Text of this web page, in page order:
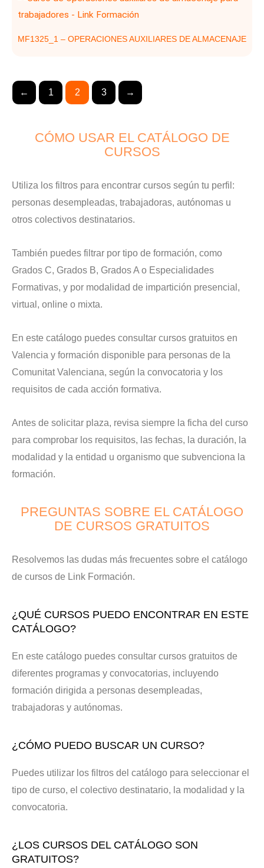
MF1325_1 – OPERACIONES AUXILIARES DE ALMACENAJE
← 1 2 3 →
CÓMO USAR EL CATÁLOGO DE
CURSOS
Utiliza los filtros para encontrar cursos según tu perfil:
personas desempleadas, trabajadoras, autónomas u
otros colectivos destinatarios.
También puedes filtrar por tipo de formación, como
Grados C, Grados B, Grados A o Especialidades
Formativas, y por modalidad de impartición presencial,
virtual, online o mixta.
En este catálogo puedes consultar cursos gratuitos en
Valencia y formación disponible para personas de la
Comunitat Valenciana, según la convocatoria y los
requisitos de cada acción formativa.
Antes de solicitar plaza, revisa siempre la ficha del curso
para comprobar los requisitos, las fechas, la duración, la
modalidad y la entidad u organismo que subvenciona la
formación.
PREGUNTAS SOBRE EL CATÁLOGO
DE CURSOS GRATUITOS
Resolvemos las dudas más frecuentes sobre el catálogo
de cursos de Link Formación.
¿QUÉ CURSOS PUEDO ENCONTRAR EN ESTE
CATÁLOGO?
En este catálogo puedes consultar cursos gratuitos de
diferentes programas y convocatorias, incluyendo
formación dirigida a personas desempleadas,
trabajadoras y autónomas.
¿CÓMO PUEDO BUSCAR UN CURSO?
Puedes utilizar los filtros del catálogo para seleccionar el
tipo de curso, el colectivo destinatario, la modalidad y la
convocatoria.
¿LOS CURSOS DEL CATÁLOGO SON
GRATUITOS?